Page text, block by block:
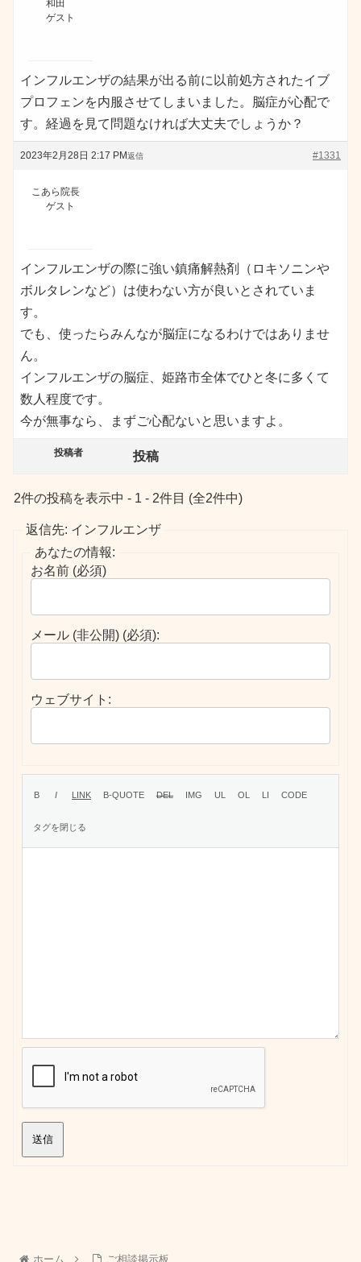
和田
ゲスト
インフルエンザの結果が出る前に以前処方されたイブ
プロフェンを内服させてしまいました。脳症が心配で
す。経過を見て問題なければ大丈夫でしょうか？
2023年2月28日 2:17 PM #1331
返信
こあら院長
ゲスト
インフルエンザの際に強い鎮痛解熱剤（ロキソニンや
ボルタレンなど）は使わない方が良いとされていま
す。
でも、使ったらみんなが脳症になるわけではありませ
ん。
インフルエンザの脳症、姫路市全体でひと冬に多くて
数人程度です。
今が無事なら、まずご心配ないと思いますよ。
投稿者 投稿
2件の投稿を表示中 - 1 - 2件目 (全2件中)
返信先: インフルエンザ
あなたの情報:
お名前 (必須)
メール (非公開) (必須):
ウェブサイト:
送信
ホーム ご相談掲示板